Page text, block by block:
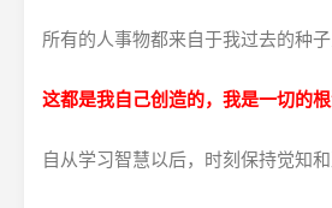
所有的人事物都来自于我过去的种子
这都是我自己创造的，我是一切的根
自从学习智慧以后，时刻保持觉知和